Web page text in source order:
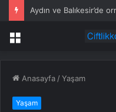
Kadıköy’de Bayram
Menü
Anasayfa /Yaşam
Yaşam